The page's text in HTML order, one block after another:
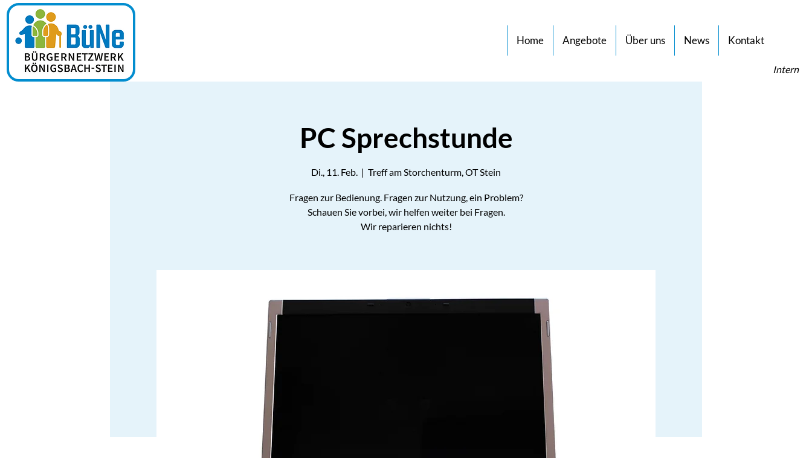
Home Angebote Über uns News Kontakt
Intern
PC Sprechstunde
Di., 11. Feb.
  |
Treff am Storchenturm, OT Stein
Fragen zur Bedienung. Fragen zur Nutzung, ein Problem?
Schauen Sie vorbei, wir helfen weiter bei Fragen.
Wir reparieren nichts!